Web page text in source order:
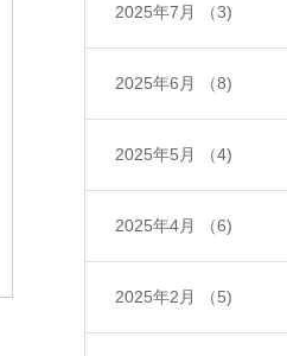
2025年7月 （3)
2025年6月 （8)
2025年5月 （4)
2025年4月 （6)
2025年2月 （5)